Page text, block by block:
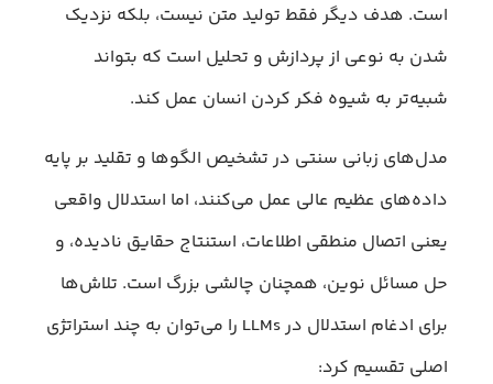
است. هدف دیگر فقط تولید متن نیست، بلکه نزدیک
شدن به نوعی از پردازش و تحلیل است که بتواند
شبیه‌تر به شیوه فکر کردن انسان عمل کند.
مدل‌های زبانی سنتی در تشخیص الگوها و تقلید بر پایه
داده‌های عظیم عالی عمل می‌کنند، اما استدلال واقعی
یعنی اتصال منطقی اطلاعات، استنتاج حقایق نادیده، و
حل مسائل نوین، همچنان چالشی بزرگ است. تلاش‌ها
برای ادغام استدلال در LLMs را می‌توان به چند استراتژی
اصلی تقسیم کرد: